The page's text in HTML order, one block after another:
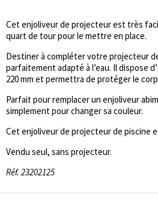
Cet enjoliveur de projecteur est très
quart de tour pour le mettre en place.
Destiner à compléter votre projecteur
parfaitement adapté à l’eau. Il dispose
220 mm et permettra de protéger le
Parfait pour remplacer un enjoliveur
simplement pour changer sa couleur.
Cet enjoliveur de projecteur de piscine
Vendu seul, sans projecteur.
Réf. 23202125